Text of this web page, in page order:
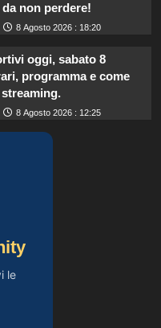
non perdere!
8 Agosto 2026 : 18:20
oggi, sabato 8
programma e come
8 Agosto 2026 : 12:25
le